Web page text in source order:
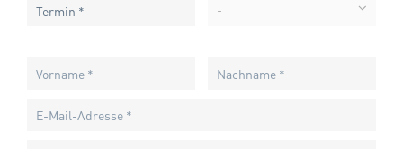
Termin * -